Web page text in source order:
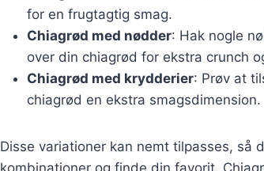
for en frugtagtig smag.
Chiagrød med nødder: Hak nogle
over din chiagrød for ekstra crunch
Chiagrød med krydderier: Prøv at
chiagrød en ekstra smagsdimension.
Disse variationer kan nemt tilpasses, så
kombinationer og finde din favorit.